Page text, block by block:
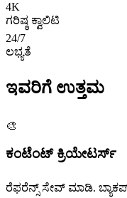
4K
ಗರಿಷ್ಠ ಕ್ವಾಲಿಟಿ
24/7
ಲಭ್ಯತೆ
ಇವರಿಗೆ ಉತ್ತಮ
🎨
ಕಂಟೆಂಟ್ ಕ್ರಿಯೇಟರ್ಸ್
ರೆಫರೆನ್ಸ್ ಸೇವ್ ಮಾಡಿ.